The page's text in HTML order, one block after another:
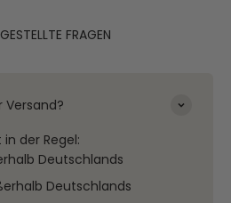
FRAGEN
der Regel:
Deutschlands
Deutschlands